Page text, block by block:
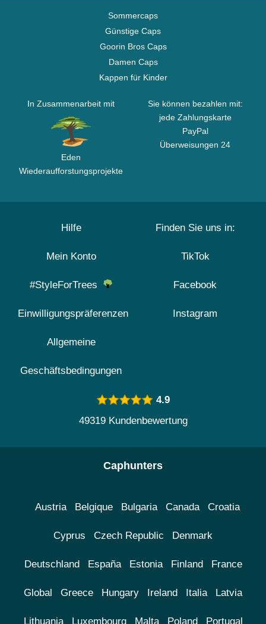
Sommercaps
Günstige Caps
Goorin Bros Caps
Damen Caps
Kappen für Kinder
In Zusammenarbeit mit
Eden
Wiederaufforstungsprojekte
Sie können bezahlen mit:
jede Zahlungskarte
PayPal
Überweisungen 24
Hilfe
Mein Konto
#StyleForTrees
Einwilligungspräferenzen
Allgemeine
Geschäftsbedingungen
Finden Sie uns in:
TikTok
Facebook
Instagram
4.9
49319 Kundenbewertung
Caphunters
Austria Belgique Bulgaria Canada Croatia
Cyprus Czech Republic Denmark
Deutschland España Estonia Finland France
Global Greece Hungary Ireland Italia Latvia
Lithuania Luxembourg Malta Poland Portugal